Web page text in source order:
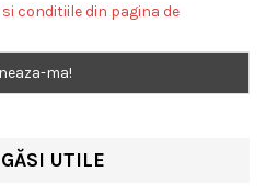
conditiile din pagina de
UTILE